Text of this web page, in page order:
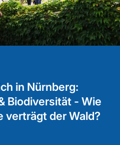
in Nürnberg:
Biodiversität - Wie
verträgt der Wald?